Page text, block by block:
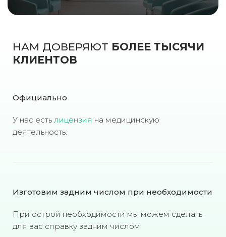
НАМ ДОВЕРЯЮТ БОЛЕЕ ТЫСЯЧИ
КЛИЕНТОВ
Официально
У нас есть лицензия на медицинскую
деятельность.
Изготовим задним числом при необходимости
При острой необходимости мы можем сделать
для вас справку задним числом.